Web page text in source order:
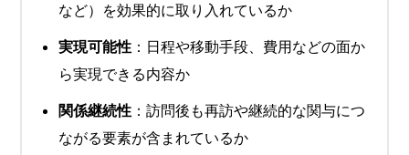
など）を効果的に取り入れているか
実現可能性 ：日程や移動手段、費用などの面か
ら実現できる内容か
関係継続性 ：訪問後も再訪や継続的な関与につ
ながる要素が含まれているか